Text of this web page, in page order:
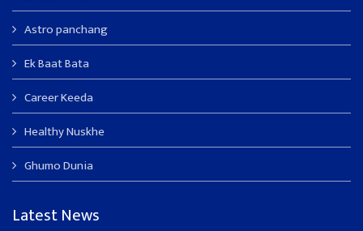
Astro panchang
Ek Baat Bata
Career Keeda
Healthy Nuskhe
Ghumo Dunia
Latest News